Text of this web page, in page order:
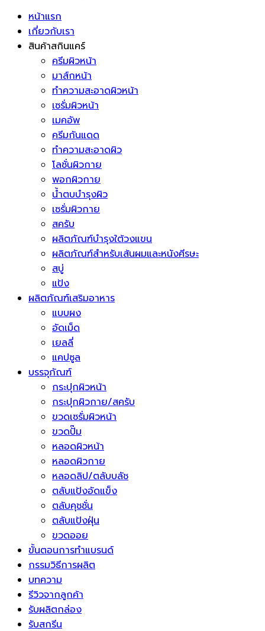
หน้าแรก
เกี่ยวกับเรา
สินค้าสกินแคร์
ครีมผิวหน้า
มาส์กหน้า
ทำความสะอาดผิวหน้า
เซรั่มผิวหน้า
เมคอัพ
ครีมกันแดด
ทำความสะอาดผิว
โลชั่นผิวกาย
พอกผิวกาย
น้ำตบบำรุงผิว
เซรั่มผิวกาย
สครับ
ผลิตภัณฑ์บำรุงใต้วงแขน
ผลิตภัณฑ์สำหรับเส้นผมและหนังศีรษะ
สบู่
แป้ง
ผลิตภัณฑ์เสริมอาหาร
แบบผง
อัดเม็ด
เยลลี่
แคปซูล
บรรจุภัณฑ์
กระปุกผิวหน้า
กระปุกผิวกาย/สครับ
ขวดเซรั่มผิวหน้า
ขวดปั๊ม
หลอดผิวหน้า
หลอดผิวกาย
หลอดลิป/ตลับบลัช
ตลับแป้งอัดแข็ง
ตลับคุชชั่น
ตลับแป้งฝุ่น
ขวดออย
ขั้นตอนการทำแบรนด์
กรรมวิธีการผลิต
บทความ
รีวิวจากลูกค้า
รับผลิตกล่อง
รับสกรีน